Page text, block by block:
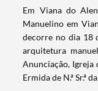
​Em Viana do
Manuelino em
decorre no dia 18
arquitetura
Anunciação,
Ermida de N.ª Sr.ª